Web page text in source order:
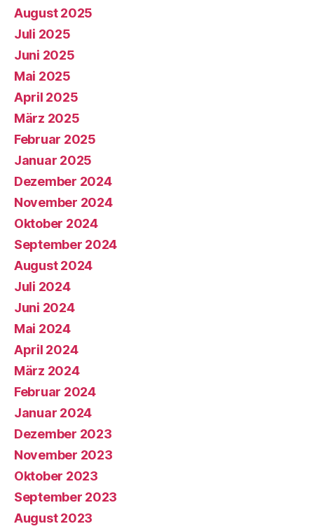
August 2025
Juli 2025
Juni 2025
Mai 2025
April 2025
März 2025
Februar 2025
Januar 2025
Dezember 2024
November 2024
Oktober 2024
September 2024
August 2024
Juli 2024
Juni 2024
Mai 2024
April 2024
März 2024
Februar 2024
Januar 2024
Dezember 2023
November 2023
Oktober 2023
September 2023
August 2023